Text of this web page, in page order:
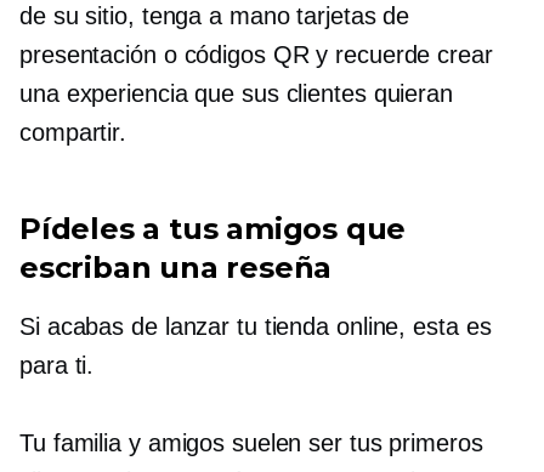
de su sitio, tenga a mano tarjetas de
presentación o códigos QR y recuerde crear
una experiencia que sus clientes quieran
compartir.
Pídeles a tus amigos que
escriban una reseña
Si acabas de lanzar tu tienda online, esta es
para ti.
Tu familia y amigos suelen ser tus primeros